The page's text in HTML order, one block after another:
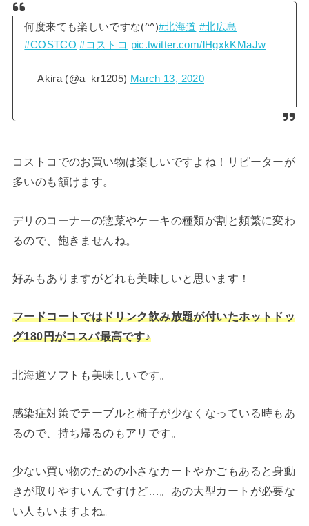
何度来ても楽しいですな(^^)#北海道 #北広島
#COSTCO #コストコ pic.twitter.com/lHgxkKMaJw
— Akira (@a_kr1205) March 13, 2020
コストコでのお買い物は楽しいですよね！リピーターが
多いのも頷けます。
デリのコーナーの惣菜やケーキの種類が割と頻繁に変わ
るので、飽きませんね。
好みもありますがどれも美味しいと思います！
フードコートではドリンク飲み放題が付いたホットドッ
グ180円がコスパ最高です♪
北海道ソフトも美味しいです。
感染症対策でテーブルと椅子が少なくなっている時もあ
るので、持ち帰るのもアリです。
少ない買い物のための小さなカートやかごもあると身動
きが取りやすいんですけど…。あの大型カートが必要な
い人もいますよね。